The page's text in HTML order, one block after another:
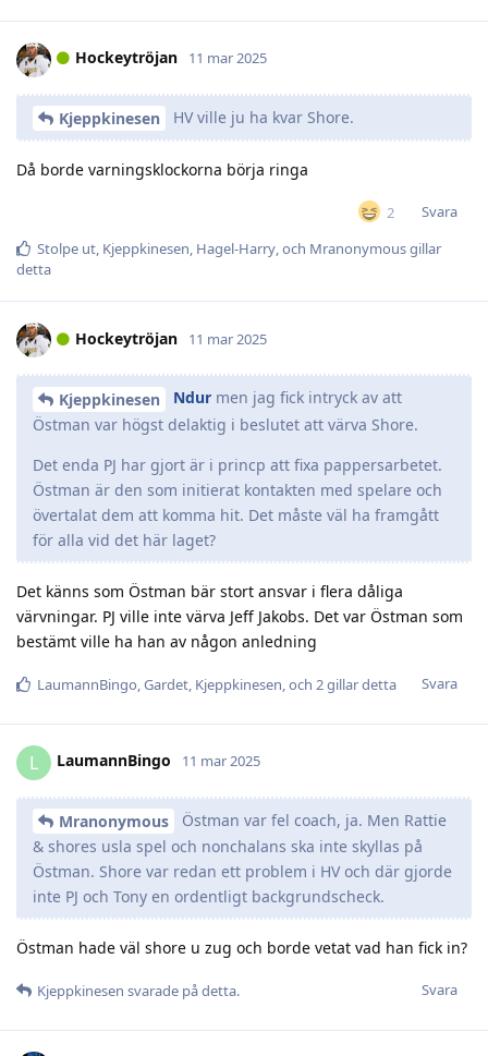
Hockeytröjan 11 mar 2025
Kjeppkinesen HV ville ju ha kvar Shore.
Då borde varningsklockorna börja ringa
2
Svara
Stolpe ut, Kjeppkinesen, Hagel-Harry, och Mranonymousgillar
detta
Hockeytröjan 11 mar 2025
Kjeppkinesen Ndur men jag fick intryck av att
Östman var högst delaktig i beslutet att värva Shore.
Det enda PJ har gjort är i princp att fixa pappersarbetet.
Östman är den som initierat kontakten med spelare och
övertalat dem att komma hit. Det måste väl ha framgått
för alla vid det här laget?
Det känns som Östman bär stort ansvar i flera dåliga
värvningar. PJ ville inte värva Jeff Jakobs. Det var Östman som
bestämt ville ha han av någon anledning
Svara
LaumannBingo,Gardet, Kjeppkinesen, och 2gillar detta
L LaumannBingo 11 mar 2025
Mranonymous
Östman var fel coach, ja. Men Rattie
& shores usla spel och nonchalans ska inte skyllas på
Östman. Shore var redan ett problem i HV och där gjorde
inte PJ och Tony en ordentligt backgrundscheck.
Östman hade väl shore u zug och borde vetat vad han fick in?
Svara
Kjeppkinesen svarade på detta.